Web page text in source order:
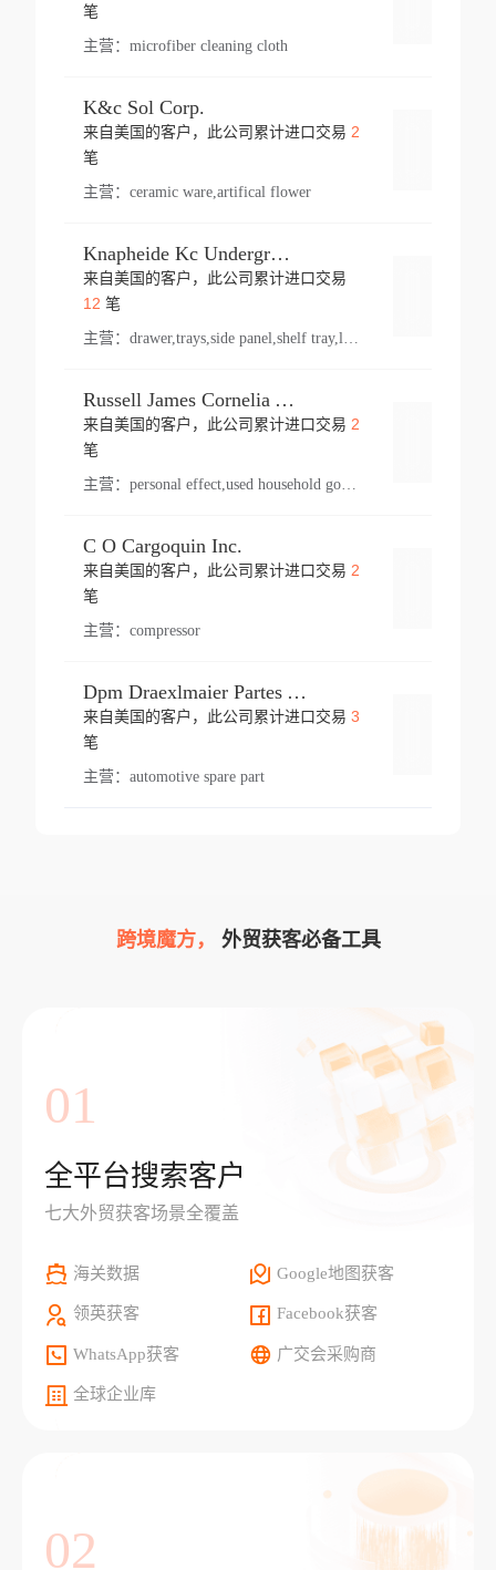
笔
主营： microfiber cleaning cloth
K&c Sol Corp.
来自美国的客户，此公司累计进口交易 2
笔
主营： ceramic ware,artifical flower
Knapheide Kc Underground
来自美国的客户，此公司累计进口交易
12 笔
主营：
Russell James Cornelia Arlington Va
来自美国的客户，此公司累计进口交易 2
笔
主营： personal effect,used household goods
C O Cargoquin Inc.
来自美国的客户，此公司累计进口交易 2
笔
主营： compressor
Dpm Draexlmaier Partes Automotrices Corr Ind Huejotzingo
来自美国的客户，此公司累计进口交易 3
笔
主营： automotive spare part
跨境魔方， 外贸获客必备工具
01
全平台搜索客户
七大外贸获客场景全覆盖
海关数据 Google地图获客
领英获客 Facebook获客
WhatsApp获客 广交会采购商
全球企业库
02